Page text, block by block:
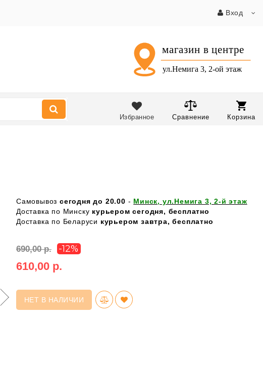
Вход
Корзина
Сравнение
Избранное
Самовывоз сегодня до 20.00 - Минск, ул.Немига 3, 2-й этаж
Доставка по Минску курьером сегодня, бесплатно
Доставка по Беларуси курьером завтра, бесплатно
690,00 р. -12%
610,00 р.
НЕТ В НАЛИЧИИ